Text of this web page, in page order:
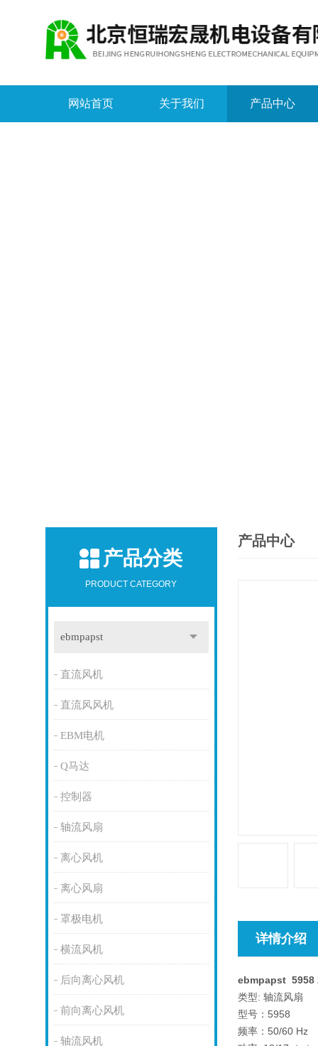
网站首页 关于我们 产品中心
产品分类
PRODUCT CATEGORY
ebmpapst
直流风机
直流风风机
EBM电机
Q马达
控制器
轴流风扇
离心风机
离心风扇
罩极电机
横流风机
后向离心风机
前向离心风机
轴流风机
产品中心
详情介绍
ebmpapst 5958
类型: 轴流风扇
型号：5958
频率：50/60 Hz